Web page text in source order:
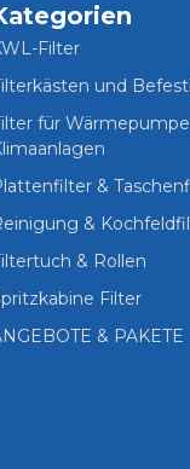
Filter
und
für
&
&
& Rollen
Filter
& PAKETE